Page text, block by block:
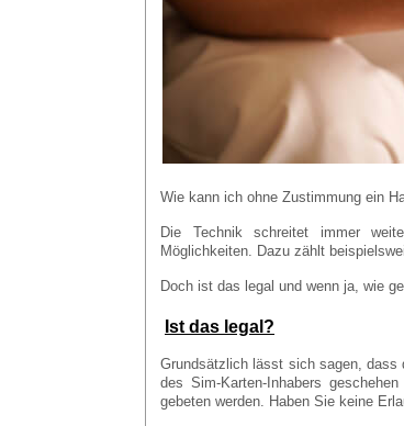
Wie kann ich ohne Zustimmung ein
Die Technik schreitet immer
Möglichkeiten. Dazu zählt
Doch ist das legal und wenn ja, wie
Ist das legal?
Grundsätzlich lässt sich sagen,
des Sim-Karten-Inhabers
gebeten werden. Haben Sie keine